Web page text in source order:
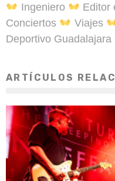
Ingeniero
Editor
Conciertos
Viajes
Deportivo Guadalajara
ARTÍCULOS